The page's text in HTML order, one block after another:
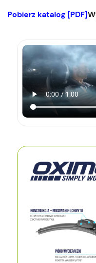
Pobierz katalog [PDF]